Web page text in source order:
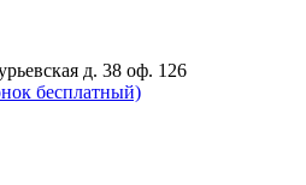
д. 38 оф. 126
бесплатный)